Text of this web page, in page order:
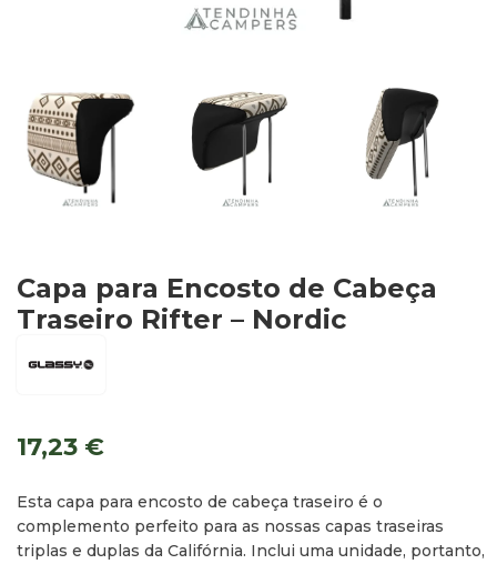
Capa para Encosto de Cabeça
Traseiro Rifter – Nordic
17,23 €
Esta capa para encosto de cabeça traseiro é o
complemento perfeito para as nossas capas traseiras
triplas e duplas da Califórnia. Inclui uma unidade, portanto,